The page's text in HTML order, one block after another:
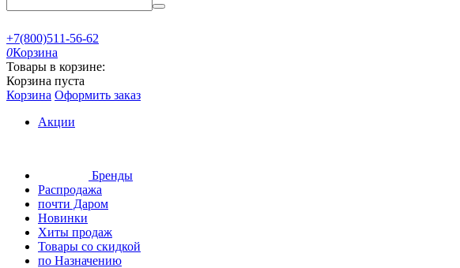
+7(800)511-56-62
0Корзина
Товары в корзине:
Корзина пуста
Корзина Оформить заказ
Акции
Бренды
Распродажа
почти Даром
Новинки
Хиты продаж
Товары со скидкой
по Назначению